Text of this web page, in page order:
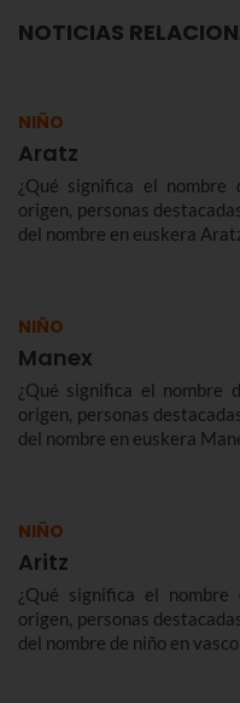
NOTICIAS
NIÑO
Aratz
¿Qué significa el
origen, personas
del nombre en euskera
NIÑO
Manex
¿Qué significa el nombre
origen, personas
del nombre en euskera
NIÑO
Aritz
¿Qué significa el
origen, personas
del nombre de niño en